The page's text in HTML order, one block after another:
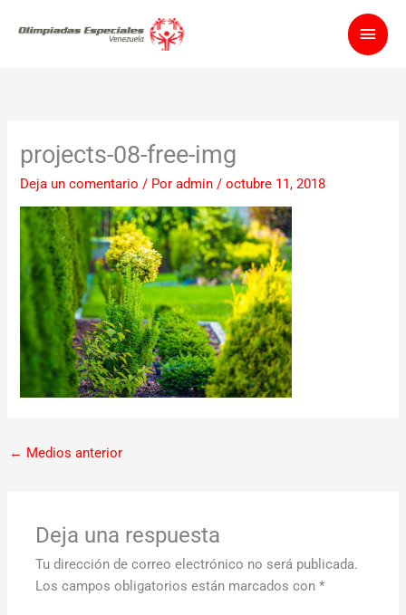
projects-08-free-img
Deja un comentario / Poradmin/octubre 11, 2018
← Medios anterior
Deja una respuesta
Tu dirección de correo electrónico no será publicada.
Los campos obligatorios están marcados con*